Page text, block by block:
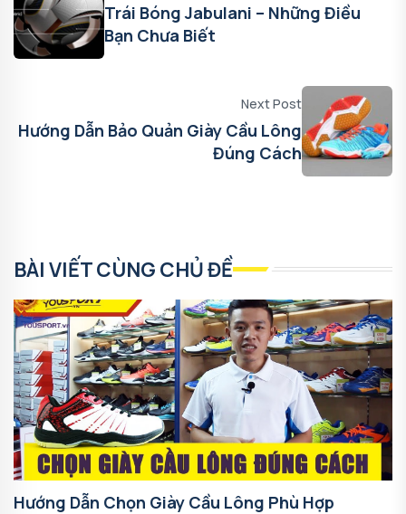
Trái Bóng Jabulani – Những Điều
Bạn Chưa Biết
Next Post
Hướng Dẫn Bảo Quản Giày Cầu Lông
Đúng Cách
BÀI VIẾT CÙNG CHỦ ĐỀ
Hướng Dẫn Chọn Giày Cầu Lông Phù Hợp